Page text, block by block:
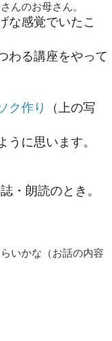
んのお母さん。
な感覚でいたこ
わる講座をやって
ク作り
（上の写
に思います。
・朗読のとき。
いかな（お話の内容